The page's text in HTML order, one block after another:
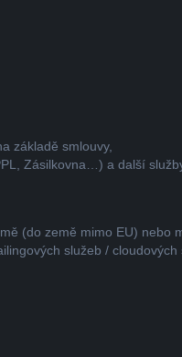
základě smlouvy,
Zásilkovna…) a další
(do země mimo EU) nebo
služeb / cloudových